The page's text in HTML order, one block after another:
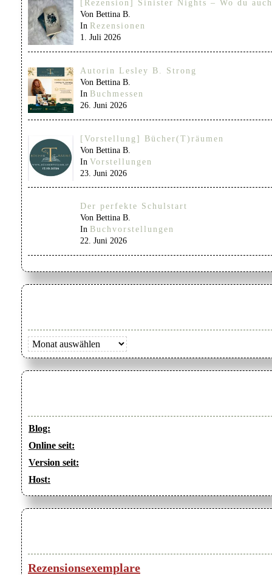
[Rezension] Sinister Nights – Wo du
Von Bettina B.
In Rezensionen
1. Juli 2026
Autorin Lesley B. Strong
Von Bettina B.
In Buchmessen
26. Juni 2026
[Vorstellung] Bücher(T)räumen
Von Bettina B.
In Vorstellungen
23. Juni 2026
Der perfekte Schulstart
Von Bettina B.
In Buchvorstellungen
22. Juni 2026
Archiv
Blog:
Online seit:
Version seit:
Host:
Rezensionsexemplare